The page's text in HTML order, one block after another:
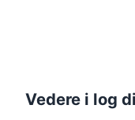
Vedere i log